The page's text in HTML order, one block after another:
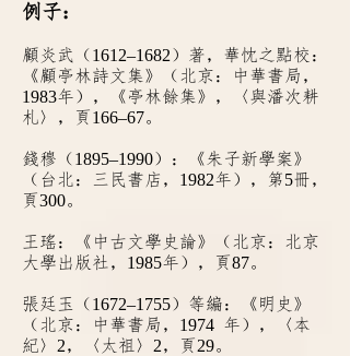
例子：
顧炎武（1612–1682）著，華忱之點校：
《顧亭林詩文集》（北京：中華書局，
1983年），《亭林餘集》，〈與潘次耕
札〉，頁166–67。
錢穆（1895–1990）：《朱子新學案》
（台北：三民書店， 1982年），第5冊，
頁300。
王瑤：《中古文學史論》（北京：北京
大學出版社， 1985年），頁87。
張廷玉（1672–1755）等編：《明史》
（北京：中華書局， 1974 年），〈本
紀〉 2，〈太祖〉 2，頁29。